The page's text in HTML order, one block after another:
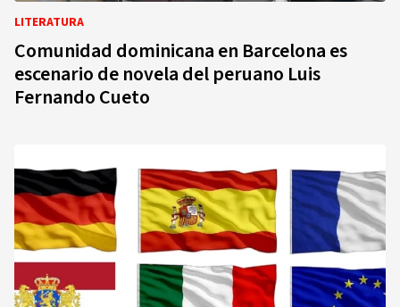
LITERATURA
Comunidad dominicana en Barcelona es
escenario de novela del peruano Luis
Fernando Cueto